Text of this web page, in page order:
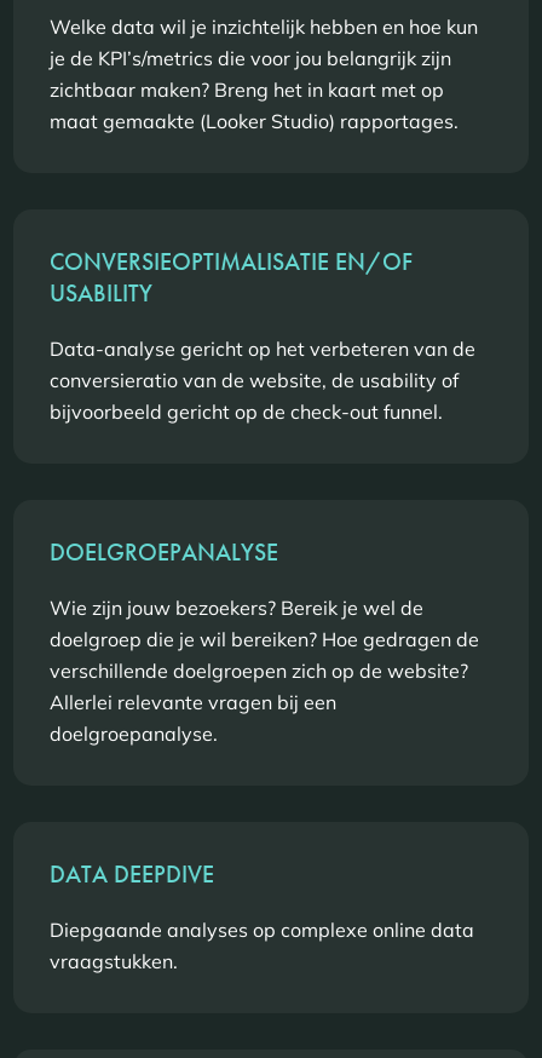
Welke data wil je inzichtelijk hebben en hoe kun
je de KPI’s/metrics die voor jou belangrijk zijn
zichtbaar maken? Breng het in kaart met op
maat gemaakte (Looker Studio) rapportages.
CONVERSIEOPTIMALISATIE EN/OF
USABILITY
Data-analyse gericht op het verbeteren van de
conversieratio van de website, de usability of
bijvoorbeeld gericht op de check-out funnel.
DOELGROEPANALYSE
Wie zijn jouw bezoekers? Bereik je wel de
doelgroep die je wil bereiken? Hoe gedragen de
verschillende doelgroepen zich op de website?
Allerlei relevante vragen bij een
doelgroepanalyse.
DATA DEEPDIVE
Diepgaande analyses op complexe online data
vraagstukken.